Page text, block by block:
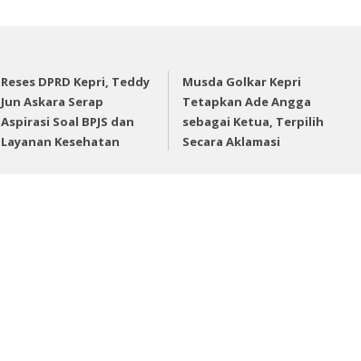
Reses DPRD Kepri, Teddy
Jun Askara Serap
Aspirasi Soal BPJS dan
Layanan Kesehatan
Musda Golkar Kepri
Tetapkan Ade Angga
sebagai Ketua, Terpilih
Secara Aklamasi